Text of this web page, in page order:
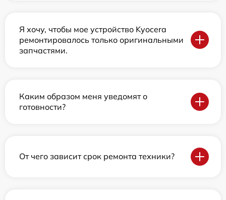
Я хочу, чтобы мое устройство Kyocera
ремонтировалось только оригинальными
запчастями.
Каким образом меня уведомят о
готовности?
От чего зависит срок ремонта техники?